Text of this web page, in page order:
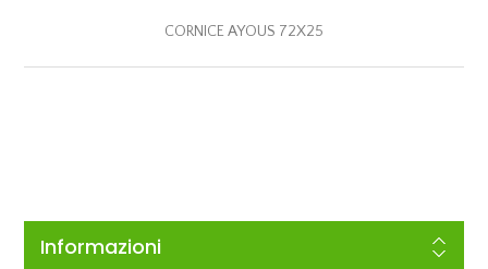
CORNICE AYOUS 72X25
Informazioni